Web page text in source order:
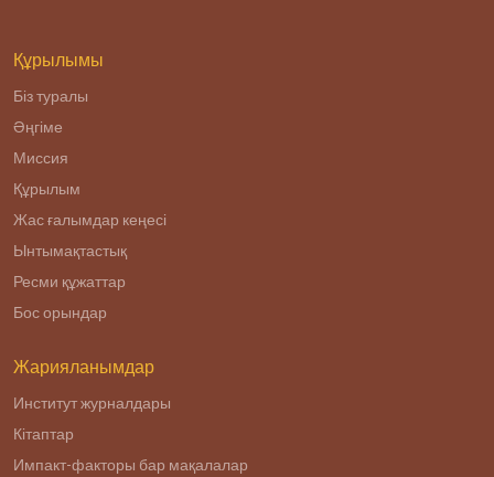
конкретных шагов
Құрылымы
Біз туралы
Әңгіме
Миссия
Құрылым
Жас ғалымдар кеңесі
Ынтымақтастық
Ресми құжаттар
Бос орындар
Жарияланымдар
Институт журналдары
Кітаптар
Импакт-факторы бар мақалалар